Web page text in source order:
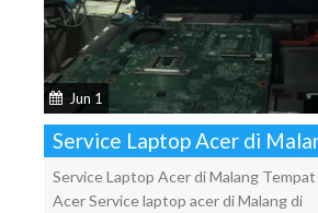
Jun 1
Service Laptop Acer di
Service Laptop Acer di Malang
Acer Service laptop acer di Malang di